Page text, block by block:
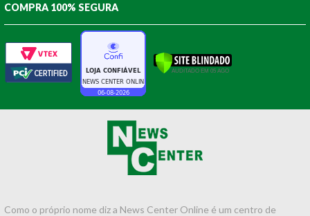
COMPRA 100% SEGURA
Como o próprio nome diz a News Center Online é um centro de